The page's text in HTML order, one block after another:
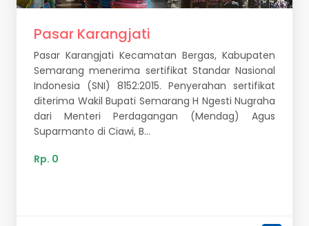
Pasar Karangjati
Pasar Karangjati Kecamatan Bergas, Kabupaten
Semarang menerima sertifikat Standar Nasional
Indonesia (SNI) 8152:2015. Penyerahan sertifikat
diterima Wakil Bupati Semarang H Ngesti Nugraha
dari Menteri Perdagangan (Mendag) Agus
Suparmanto di Ciawi, B...
Rp. 0